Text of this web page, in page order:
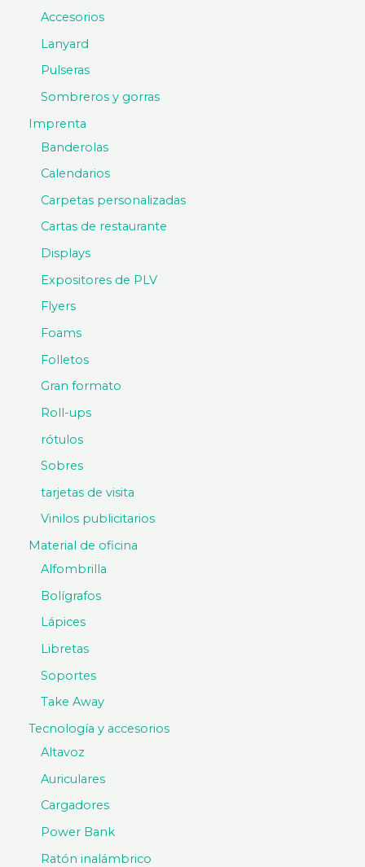
Accesorios
Lanyard
Pulseras
Sombreros y gorras
Imprenta
Banderolas
Calendarios
Carpetas personalizadas
Cartas de restaurante
Displays
Expositores de PLV
Flyers
Foams
Folletos
Gran formato
Roll-ups
rótulos
Sobres
tarjetas de visita
Vinilos publicitarios
Material de oficina
Alfombrilla
Bolígrafos
Lápices
Libretas
Soportes
Take Away
Tecnología y accesorios
Altavoz
Auriculares
Cargadores
Power Bank
Ratón inalámbrico